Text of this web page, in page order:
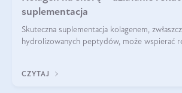
suplementacja
Skuteczna suplementacja kolagenem,
hydrolizowanych peptydów, może wspierać
CZYTAJ